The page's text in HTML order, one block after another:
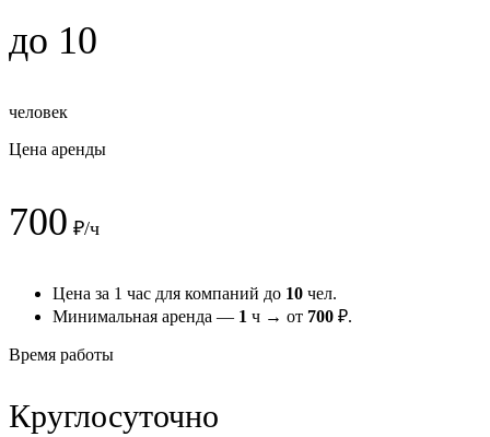
до 10
человек
Цена аренды
700 ₽/ч
Цена за 1 час для компаний до 10 чел.
Минимальная аренда — 1 ч → от 700 ₽.
Время работы
Круглосуточно